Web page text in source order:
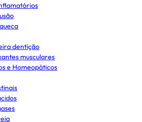
dentição
musculares
e Homeopáticos